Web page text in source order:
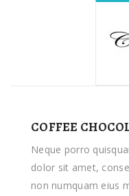
COFFEE
Neque porro
dolor sit amet,
non numquam eius